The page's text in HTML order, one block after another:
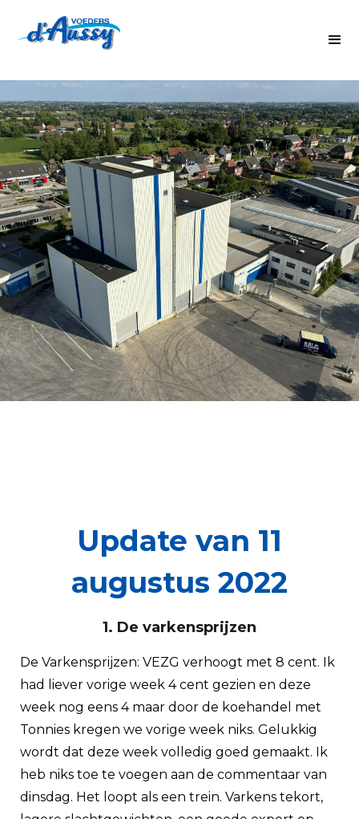
Update van 11
augustus 2022
1. De varkensprijzen
De Varkensprijzen: VEZG verhoogt met 8 cent. Ik
had liever vorige week 4 cent gezien en deze
week nog eens 4 maar door de koehandel met
Tonnies kregen we vorige week niks. Gelukkig
wordt dat deze week volledig goed gemaakt. Ik
heb niks toe te voegen aan de commentaar van
dinsdag. Het loopt als een trein. Varkens tekort,